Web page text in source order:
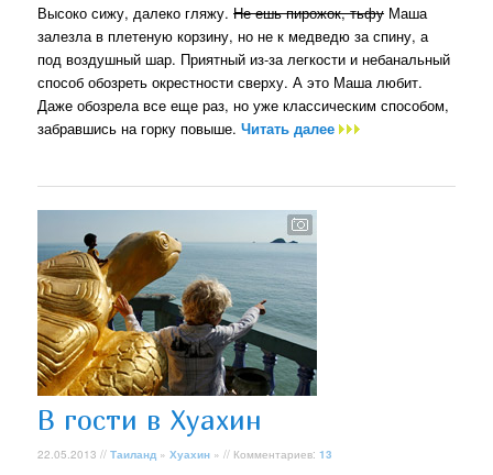
Высоко сижу, далеко гляжу.Не ешь пирожок, тьфу Маша
залезла в плетеную корзину, но не к медведю за спину, а
под воздушный шар. Приятный из-за легкости и небанальный
способ обозреть окрестности сверху. А это Маша любит.
Даже обозрела все еще раз, но уже классическим способом,
забравшись на горку повыше.Читать далее
В гости в Хуахин
22.05.2013 //Таиланд »Хуахин » // Комментариев:13